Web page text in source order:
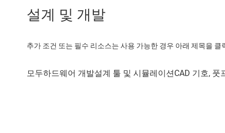
설계 및 개발
추가 조건 또는 필수 리소스는 사용 가능한 경우 아래 제목을